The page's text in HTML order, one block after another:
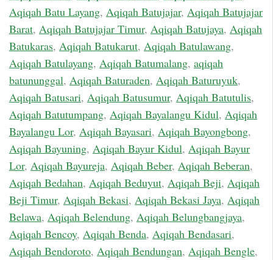
Aqiqah Batu Layang, Aqiqah Batujajar, Aqiqah Batujajar
Barat, Aqiqah Batujajar Timur, Aqiqah Batujaya, Aqiqah
Batukaras, Aqiqah Batukarut, Aqiqah Batulawang,
Aqiqah Batulayang, Aqiqah Batumalang, aqiqah
batununggal, Aqiqah Baturaden, Aqiqah Baturuyuk,
Aqiqah Batusari, Aqiqah Batusumur, Aqiqah Batutulis,
Aqiqah Batutumpang, Aqiqah Bayalangu Kidul, Aqiqah
Bayalangu Lor, Aqiqah Bayasari, Aqiqah Bayongbong,
Aqiqah Bayuning, Aqiqah Bayur Kidul, Aqiqah Bayur
Lor, Aqiqah Bayureja, Aqiqah Beber, Aqiqah Beberan,
Aqiqah Bedahan, Aqiqah Beduyut, Aqiqah Beji, Aqiqah
Beji Timur, Aqiqah Bekasi, Aqiqah Bekasi Jaya, Aqiqah
Belawa, Aqiqah Belendung, Aqiqah Belungbangjaya,
Aqiqah Bencoy, Aqiqah Benda, Aqiqah Bendasari,
Aqiqah Bendoroto, Aqiqah Bendungan, Aqiqah Bengle,